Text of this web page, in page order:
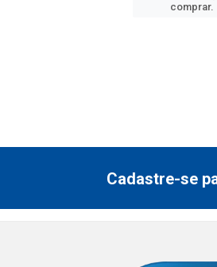
comprar.
Cadastre-se